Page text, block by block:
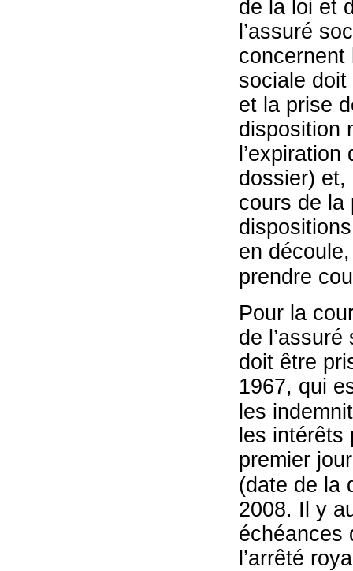
de la loi et
l’assuré
concernent
sociale
et la prise
disposition
dossier)
cours de la
en
prendre
Pour la
de
doit être
1967, qui
les
les
premier
(date de la
2008. Il y
échéances
l’arrêté